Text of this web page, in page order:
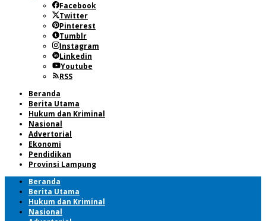
Facebook
Twitter
Pinterest
Tumblr
Instagram
Linkedin
Youtube
RSS
Beranda
Berita Utama
Hukum dan Kriminal
Nasional
Advertorial
Ekonomi
Pendidikan
Provinsi Lampung
Beranda
Berita Utama
Hukum dan Kriminal
Nasional